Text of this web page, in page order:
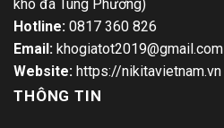
kho đá Tùng Phương)
Hotline: 0817 360 826
Email: khogiatot2019@gmail.com
Website: https://nikitavietnam.vn
THÔNG TIN